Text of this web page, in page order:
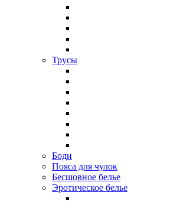
Трусы
Боди
Пояса для чулок
Бесшовное белье
Эротическое белье